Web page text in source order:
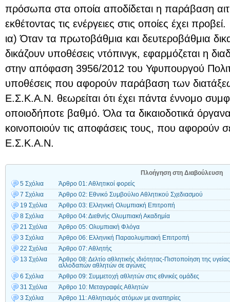
πρόσωπα στα οποία αποδίδεται η παράβαση
εκθέτοντας τις ενέργειες στις οποίες έχει προβεί.
ια) Όταν τα πρωτοβάθμια και δευτεροβάθμια
δικάζουν υποθέσεις ντόπινγκ, εφαρμόζεται η
στην απόφαση 3956/2012 του Υφυπουργού
υποθέσεις που αφορούν παράβαση των
Ε.Σ.Κ.Α.Ν. θεωρείται ότι έχει πάντα έννομο
οποιοδήποτε βαθμό. Όλα τα δικαιοδοτικά
κοινοποιούν τις αποφάσεις τους, που αφορούν
Ε.Σ.Κ.Α.Ν.
Πλοήγηση στη Διαβούλευση
5 Σχόλια
Άρθρο 01: Αθλητικοί φορείς
7 Σχόλια
Άρθρο 02: Εθνικό Συμβούλιο Αθλητικού Σχεδιασμού
19 Σχόλια
Άρθρο 03: Ελληνική Ολυμπιακή Επιτροπή
8 Σχόλια
Άρθρο 04: Διεθνής Ολυμπιακή Ακαδημία
21 Σχόλια
Άρθρο 05: Ολυμπιακή Φλόγα
3 Σχόλια
Άρθρο 06: Ελληνική Παραολυμπιακή Επιτροπή
22 Σχόλια
Άρθρο 07: Αθλητής
13 Σχόλια
Άρθρο 08: Δελτίο αθλητικής ιδιότητας-Πιστοποίηση της
αλλοδαπών αθλητών σε αγώνες
6 Σχόλια
Άρθρο 09: Συμμετοχή αθλητών στις εθνικές ομάδες
31 Σχόλια
Άρθρο 10: Μεταγραφές Αθλητών
3 Σχόλια
Άρθρο 11: Αθλητισμός ατόμων με αναπηρίες